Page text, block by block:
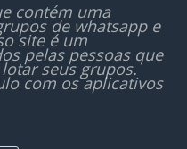
contém uma
de whatsapp e
site é um
pelas pessoas que
seus grupos.
com os aplicativos